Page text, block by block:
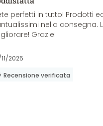
perfetti in tutto! Prodotti
nella consegna.
Grazie!
2025
Recensione verificata